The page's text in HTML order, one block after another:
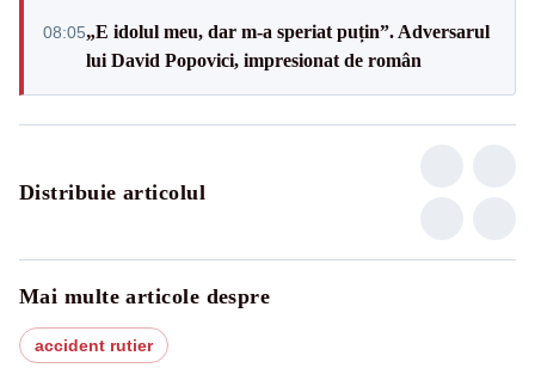
08:05„E idolul meu, dar m-a speriat puțin”. Adversarul
lui David Popovici, impresionat de român
Distribuie articolul
Mai multe articole despre
accident rutier